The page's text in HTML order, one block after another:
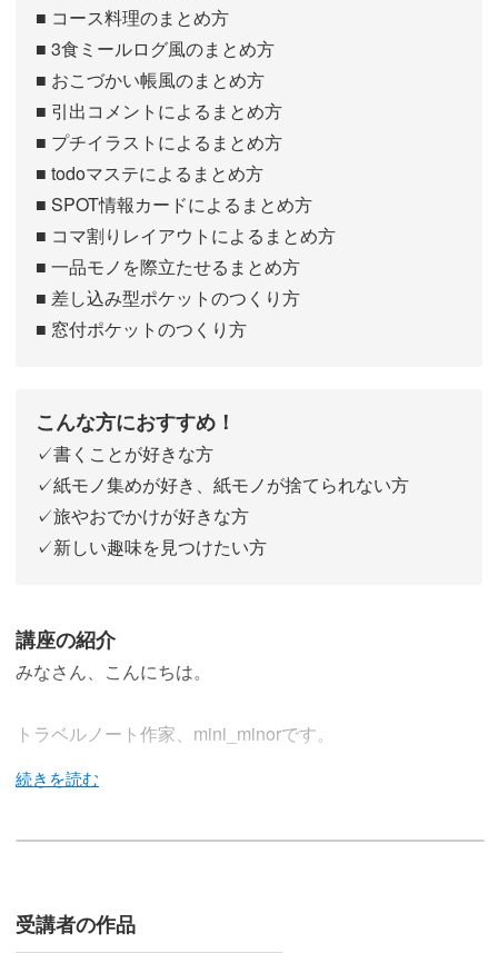
■ コース料理のまとめ方
■ 3食ミールログ風のまとめ方
■ おこづかい帳風のまとめ方
■ 引出コメントによるまとめ方
■ プチイラストによるまとめ方
■ todoマステによるまとめ方
■ SPOT情報カードによるまとめ方
■ コマ割りレイアウトによるまとめ方
■ 一品モノを際立たせるまとめ方
■ 差し込み型ポケットのつくり方
■ 窓付ポケットのつくり方
こんな方におすすめ！
✓書くことが好きな方
✓紙モノ集めが好き、紙モノが捨てられない方
✓旅やおでかけが好きな方
✓新しい趣味を見つけたい方
講座の紹介
みなさん、こんにちは。
トラベルノート作家、mini_minorです。
受講者の作品